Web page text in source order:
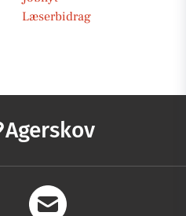
Læserbidrag
Agerskov